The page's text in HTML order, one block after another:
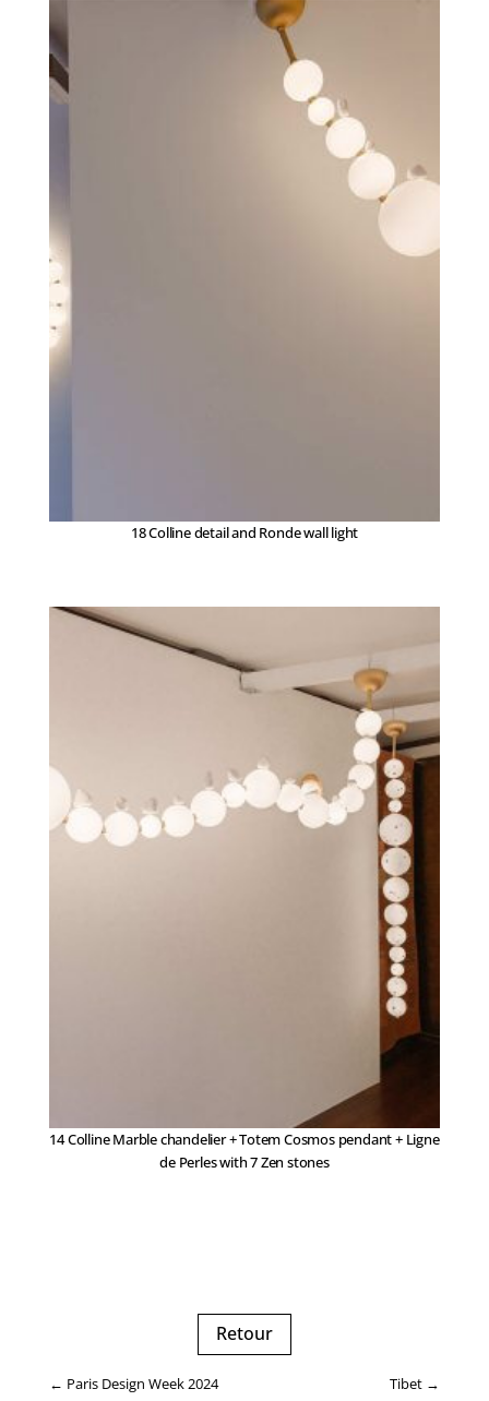
18 Colline detail and Ronde wall light
14 Colline Marble chandelier + Totem Cosmos pendant + Ligne
de Perles with 7 Zen stones
Retour
← Paris Design Week 2024 Tibet →